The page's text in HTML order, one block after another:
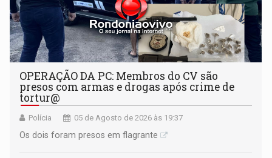
OPERAÇÃO DA PC: Membros do CV são
presos com armas e drogas após crime de
tortur@
Polícia 05 de Agosto de 2026 às 19:37
Os dois foram presos em flagrante